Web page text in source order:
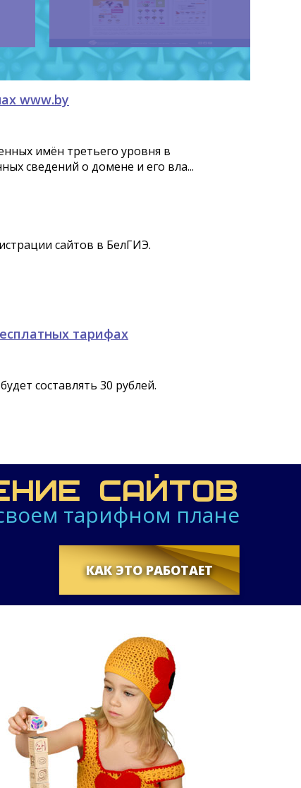
www.by
имён третьего уровня в
сведений о домене и его вла...
сайтов в БелГИЭ.
тарифах
составлять 30 рублей.
САЙТОВ
тарифном плане
КАК ЭТО РАБОТАЕТ